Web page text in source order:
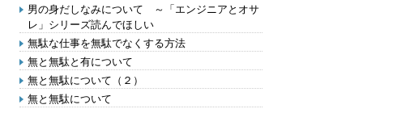
男の身だしなみについて ～「エンジニアとオサ
レ」シリーズ読んでほしい
無駄な仕事を無駄でなくする方法
無と無駄と有について
無と無駄について（２）
無と無駄について